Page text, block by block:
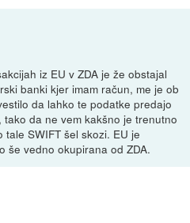
iz EU v ZDA je že obstajal
banki kjer imam račun, me je ob
da lahko te podatke predajo
da ne vem kakšno je trenutno
SWIFT šel skozi. EU je
še vedno okupirana od ZDA.